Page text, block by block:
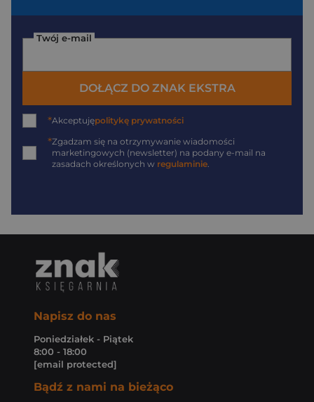
Twój e-mail
DOŁĄCZ DO ZNAK EKSTRA
*Akceptujępolitykę prywatności
*Zgadzam się na otrzymywanie wiadomości
marketingowych (newsletter) na podany e-mail na
zasadach określonych w regulaminie
Napisz do nas
Poniedziałek - Piątek
8:00 - 18:00
[email protected]
Bądź z nami na bieżąco